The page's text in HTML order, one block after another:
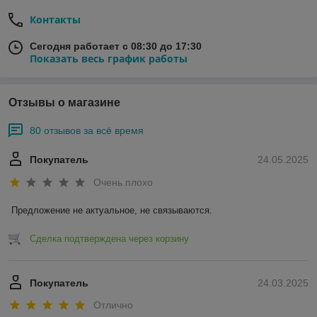
Контакты
Сегодня работает с 08:30 до 17:30
Показать весь график работы
Отзывы о магазине
80 отзывов за всё время
24.05.2025
Покупатель
Очень плохо
Предложение не актуальное, не связываются.
Сделка подтверждена через корзину
24.03.2025
Покупатель
Отлично